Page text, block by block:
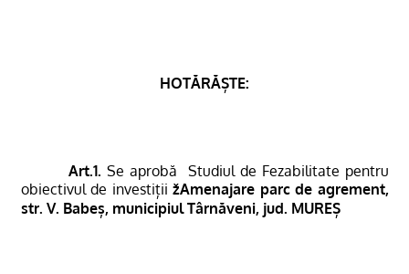
HOTĂRĂȘTE:
Art.1.Se aprobă
Studiul de Fezabilitate pentru
obiectivul de investiții žAmenajare parc de agrement,
str. V. Babeș, municipiul Târnăveni, jud. MUREȘ 